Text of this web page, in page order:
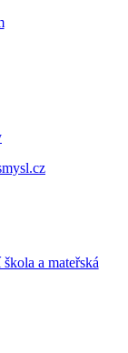
a mateřská